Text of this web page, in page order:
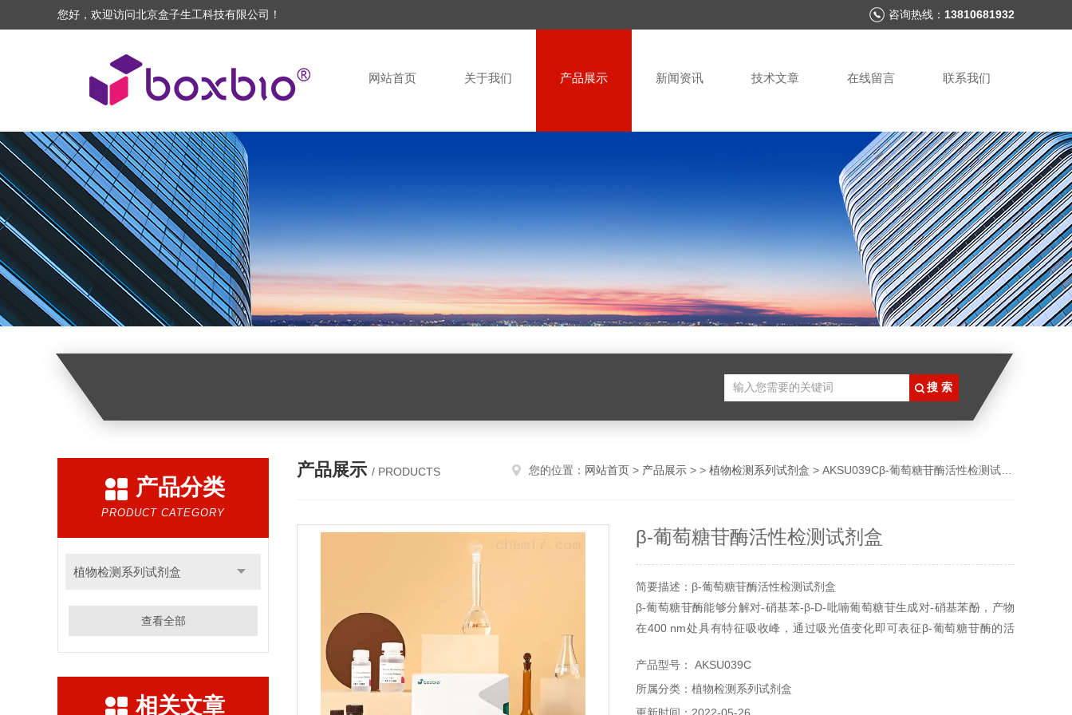
您好，欢迎访问北京盒子生工科技有限公司！ 咨询热线： 13810681932
网站首页 关于我们 产品展示 新闻资讯 技术文章 在线留言 联系我们
产品分类
PRODUCT CATEGORY
植物检测系列试剂盒
查看全部
相关文章
产品展示 / PRODUCTS 您的位置： 网站首页 > 产品展示 > > 植物检测系列试剂盒 > AKSU039Cβ-葡萄糖苷酶活性检测试剂盒
β-葡萄糖苷酶活性检测试剂盒
简要描述：β-葡萄糖苷酶活性检测试剂盒
β-葡萄糖苷酶能够分解对-硝基苯-β-D-吡喃葡萄糖苷生成对-硝基苯酚，产物
在400 nm处具有特征吸收峰，通过吸光值变化即可表征β-葡萄糖苷酶的活
产品型号： AKSU039C
所属分类：植物检测系列试剂盒